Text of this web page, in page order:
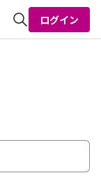
ログイン